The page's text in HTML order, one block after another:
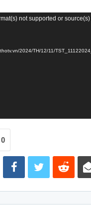
not supported or source(s)
2024/TH/12/11/
0